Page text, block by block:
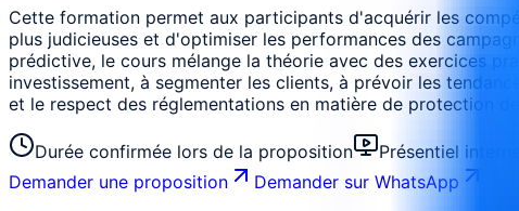
Cette formation permet aux participants d'acquérir les
plus judicieuses et d'optimiser les performances des
prédictive, le cours mélange la théorie avec des exercices
investissement, à segmenter les clients, à prévoir les
et le respect des réglementations en matière de protection de
Durée confirmée lors de la proposition Présentiel
Demander une proposition
Demander sur WhatsApp